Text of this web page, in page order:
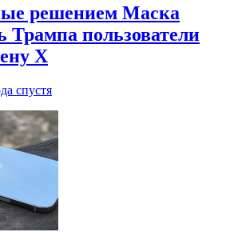
решением Маска
Трампа пользователи
X
спустя